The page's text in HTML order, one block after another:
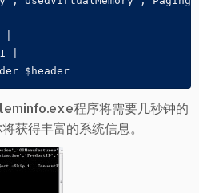
|
|
$header
程序将需要几秒钟的
获得丰富的系统信息。